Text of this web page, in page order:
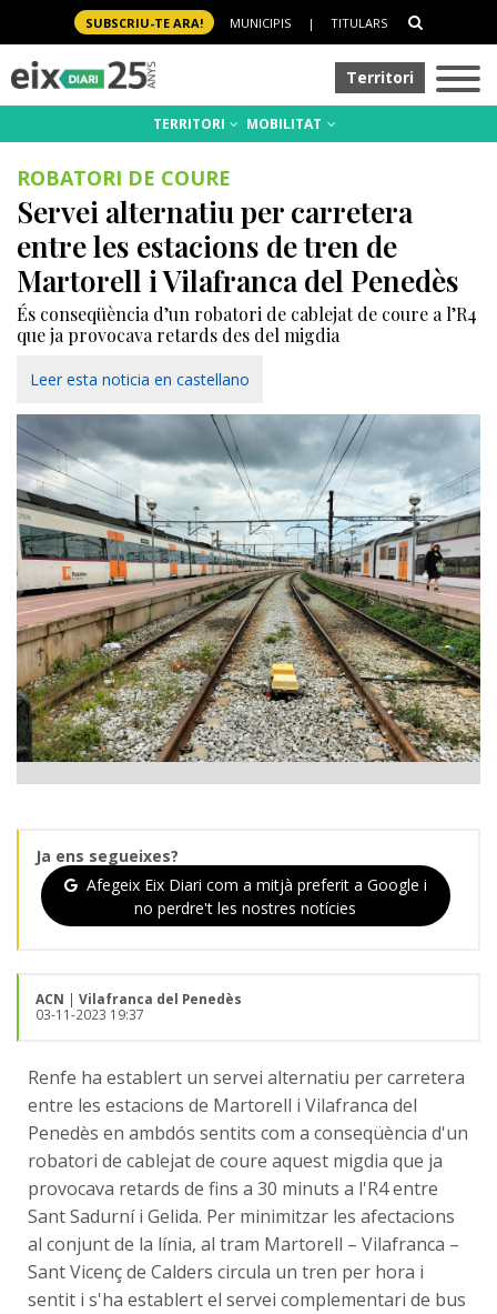
SUBSCRIU-TE ARA! MUNICIPIS | TITULARS
Territori
TERRITORI MOBILITAT
ROBATORI DE COURE
Servei alternatiu per carretera
entre les estacions de tren de
Martorell i Vilafranca del Penedès
És conseqüència d’un robatori de cablejat de coure a l’R4
que ja provocava retards des del migdia
Leer esta noticia en castellano
Ja ens segueixes?
Afegeix Eix Diari com a mitjà preferit a Google i
no perdre't les nostres notícies
ACN | Vilafranca del Penedès
03-11-2023 19:37
Renfe ha establert un servei alternatiu per carretera
entre les estacions de Martorell i Vilafranca del
Penedès en ambdós sentits com a conseqüència d'un
robatori de cablejat de coure aquest migdia que ja
provocava retards de fins a 30 minuts a l'R4 entre
Sant Sadurní i Gelida. Per minimitzar les afectacions
al conjunt de la línia, al tram Martorell – Vilafranca –
Sant Vicenç de Calders circula un tren per hora i
sentit i s'ha establert el servei complementari de bus